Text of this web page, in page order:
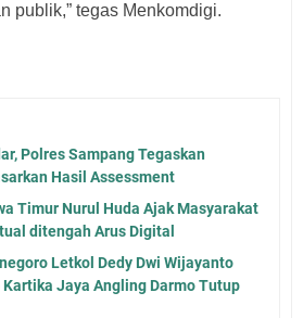
publik,” tegas Menkomdigi.
Polres Sampang Tegaskan
Hasil Assessment
Timur Nurul Huda Ajak Masyarakat
ditengah Arus Digital
Letkol Dedy Dwi Wijayanto
Kartika Jaya Angling Darmo Tutup